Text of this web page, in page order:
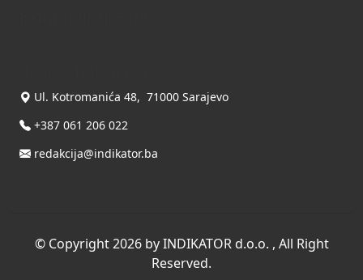
Ul. Kotromanića 48, 71000 Sarajevo
+387 061 206 022
redakcija@indikator.ba
© Copyright 2026 by INDIKATOR d.o.o. , All Right
Reserved.